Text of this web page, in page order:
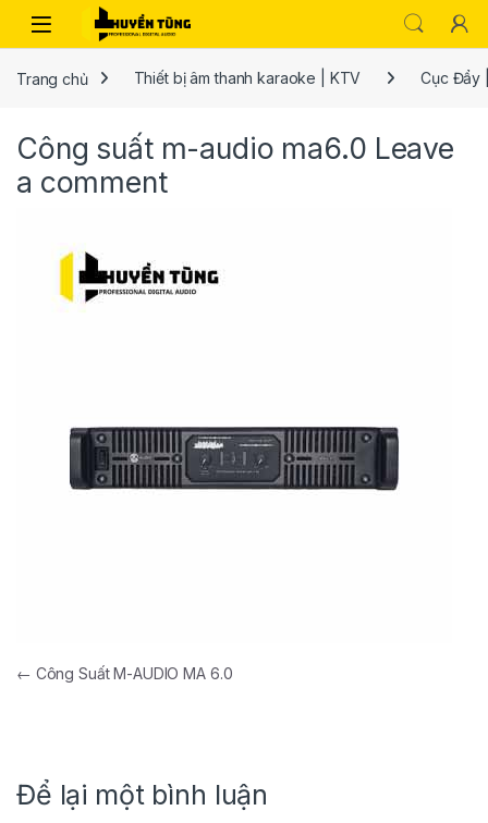
Trang chủ Thiết bị âm thanh karaoke | KTV Cục Đẩy
Công suất m-audio ma6.0 Leave
a comment
← Công Suất M-AUDIO MA 6.0
Để lại một bình luận